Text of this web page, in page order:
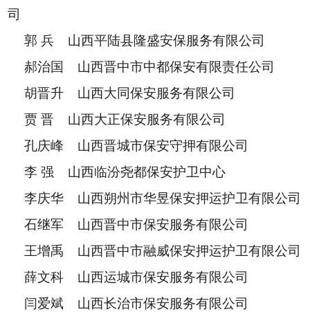
司
郭 兵 山西平陆县隆盛安保服务有限公司
郝治国 山西晋中市中都保安有限责任公司
胡晋升 山西大同保安服务有限公司
贾 晋 山西大正保安服务有限公司
孔庆峰 山西晋城市保安守押有限公司
李 强 山西临汾尧都保安护卫中心
李庆华 山西朔州市华昱保安押运护卫有限公司
石继军 山西晋中市保安服务有限公司
王增禹 山西晋中市融威保安押运护卫有限公司
薛文科 山西运城市保安服务有限公司
闫爱斌 山西长治市保安服务有限公司